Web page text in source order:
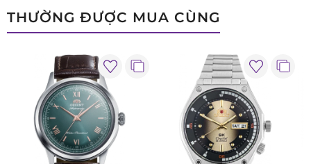
Ngoại diện lịch lãm và tinh tế
Orient RA-BA0004S30B sở hữu một mặt số màu trắng tinh
THƯỜNG ĐƯỢC MUA CÙNG